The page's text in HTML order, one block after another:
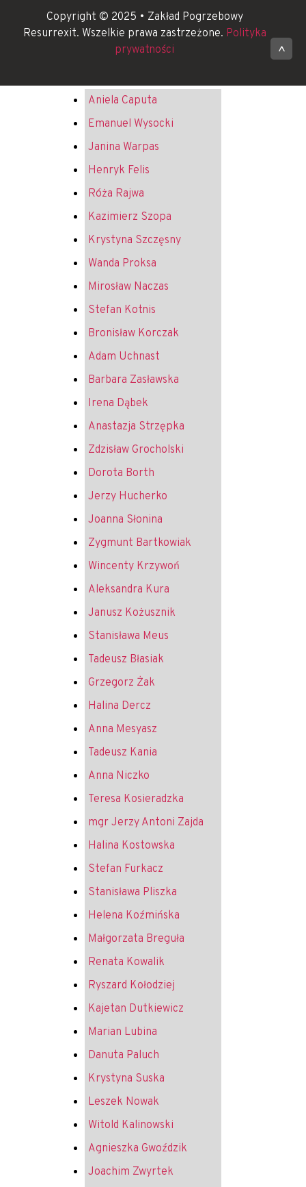
Copyright © 2025 • Zakład Pogrzebowy
Resurrexit. Wszelkie prawa zastrzeżone. Polityka
prywatności
^
Aniela Caputa
Emanuel Wysocki
Janina Warpas
Henryk Felis
Róża Rajwa
Kazimierz Szopa
Krystyna Szczęsny
Wanda Proksa
Mirosław Naczas
Stefan Kotnis
Bronisław Korczak
Adam Uchnast
Barbara Zasławska
Irena Dąbek
Anastazja Strzępka
Zdzisław Grocholski
Dorota Borth
Jerzy Hucherko
Joanna Słonina
Zygmunt Bartkowiak
Wincenty Krzywoń
Aleksandra Kura
Janusz Kożusznik
Stanisława Meus
Tadeusz Błasiak
Grzegorz Żak
Halina Dercz
Anna Mesyasz
Tadeusz Kania
Anna Niczko
Teresa Kosieradzka
mgr Jerzy Antoni Zajda
Halina Kostowska
Stefan Furkacz
Stanisława Pliszka
Helena Koźmińska
Małgorzata Breguła
Renata Kowalik
Ryszard Kołodziej
Kajetan Dutkiewicz
Marian Lubina
Danuta Paluch
Krystyna Suska
Leszek Nowak
Witold Kalinowski
Agnieszka Gwoździk
Joachim Zwyrtek